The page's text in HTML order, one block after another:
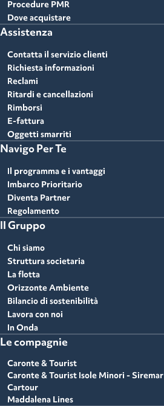
Procedure PMR
Dove acquistare
Assistenza
Contatta il servizio clienti
Richiesta informazioni
Reclami
Ritardi e cancellazioni
Rimborsi
E-fattura
Oggetti smarriti
Navigo Per Te
Il programma e i vantaggi
Imbarco Prioritario
Diventa Partner
Regolamento
Il Gruppo
Chi siamo
Struttura societaria
La flotta
Orizzonte Ambiente
Bilancio di sostenibilità
Lavora con noi
In Onda
Le compagnie
Caronte & Tourist
Caronte & Tourist Isole Minori - Siremar
Cartour
Maddalena Lines